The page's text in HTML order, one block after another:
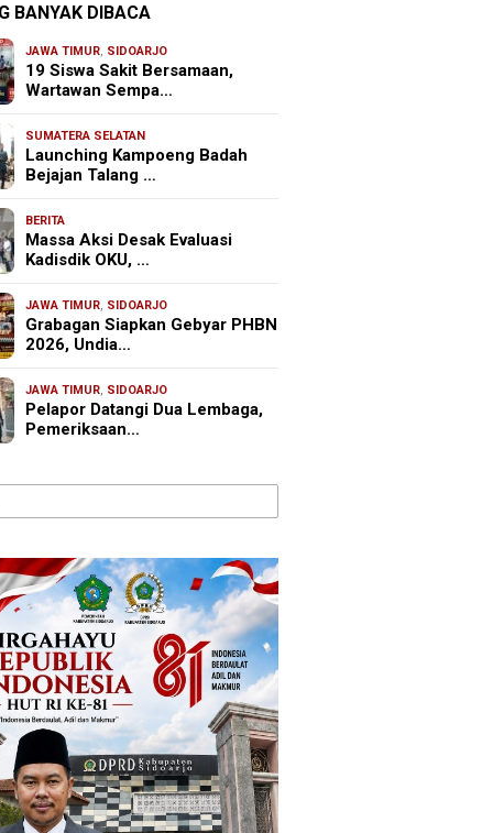
BANYAK DIBACA
JAWA TIMUR, SIDOARJO
19 Siswa Sakit Bersamaan,
Wartawan Sempa…
SUMATERA SELATAN
Launching Kampoeng Badah
Bejajan Talang …
BERITA
Massa Aksi Desak Evaluasi
Kadisdik OKU, …
JAWA TIMUR, SIDOARJO
Grabagan Siapkan Gebyar PHBN
2026, Undia…
JAWA TIMUR, SIDOARJO
Pelapor Datangi Dua Lembaga,
Pemeriksaan…